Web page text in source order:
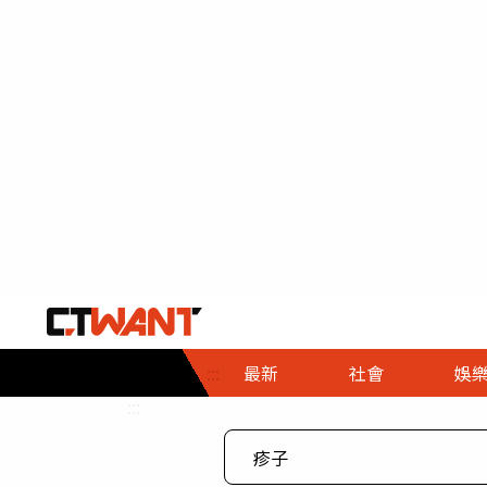
::: 最新 社會
社會首頁
時事
娛樂
娛樂首頁
即時
專題
財經首頁
熱線
３Ｃ
政